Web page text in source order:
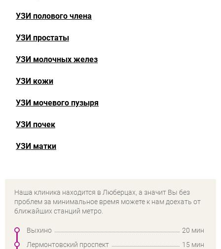
УЗИ полового члена
УЗИ простаты
УЗИ молочных желез
УЗИ кожи
УЗИ мочевого пузыря
УЗИ почек
УЗИ матки
Наша клиника находится в Люберцах, а значит Вы без
проблем за минимальное время можете к нам доехать от
ближайших станций метро.
Выхино
20 мин
Лермонтовский проспект
15 мин